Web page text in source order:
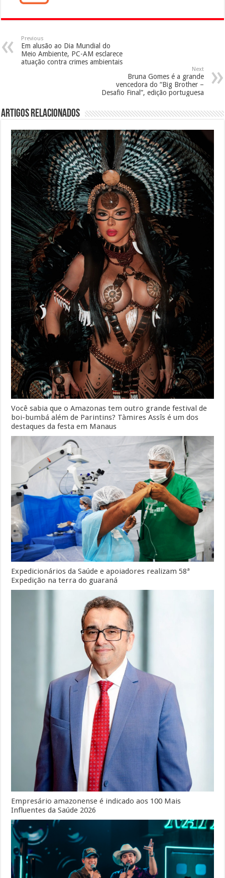
Previous
Em alusão ao Dia Mundial do
Meio Ambiente, PC-AM esclarece
atuação contra crimes ambientais
Next
Bruna Gomes é a grande
vencedora do “Big Brother –
Desafio Final”, edição portuguesa
Artigos Relacionados
Você sabia que o Amazonas tem outro grande festival de
boi-bumbá além de Parintins? Tàmires Assîs é um dos
destaques da festa em Manaus
Expedicionários da Saúde e apoiadores realizam 58ª
Expedição na terra do guaraná
Empresário amazonense é indicado aos 100 Mais
Influentes da Saúde 2026